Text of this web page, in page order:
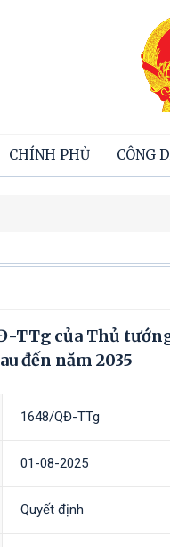
CHÍNH PHỦ CÔNG
TTg của Thủ
đến năm 2035
1648/QĐ-TTg
01-08-2025
Quyết định